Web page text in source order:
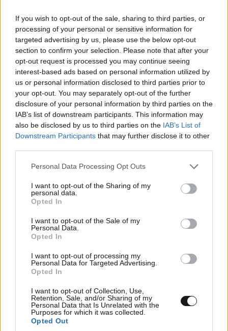
If you wish to opt-out of the sale, sharing to third parties, or
processing of your personal or sensitive information for
targeted advertising by us, please use the below opt-out
section to confirm your selection. Please note that after your
opt-out request is processed you may continue seeing
interest-based ads based on personal information utilized by
us or personal information disclosed to third parties prior to
your opt-out. You may separately opt-out of the further
disclosure of your personal information by third parties on the
IAB’s list of downstream participants. This information may
also be disclosed by us to third parties on the IAB’s List of
Downstream Participants that may further disclose it to other
Please note that this website/app uses one or more Google
not limited to your visit or usage behaviour. You may click to
grant or deny consent to Google and its third-party tags to
use your data for below specified purposes in below Google
consent section.
Personal Data Processing Opt Outs
I want to opt-out of the Sharing of my
personal data.
Opted In
I want to opt-out of the Sale of my
Personal Data.
Opted In
I want to opt-out of processing my
Personal Data for Targeted Advertising.
Opted In
I want to opt-out of Collection, Use,
Retention, Sale, and/or Sharing of my
Personal Data that Is Unrelated with the
Purposes for which it was collected.
Opted Out
Πώς αλλάζει η τεχνητή νοημοσύνη τον
εγκέφαλό σας; «Είναι σαν το TikTok και η
φαιντανύλη να απέκτησαν παιδί»
Η οστεοπόρωση είναι πιο θεραπεύσιμη από ό,τι
και τι πρέπει να κάνετε